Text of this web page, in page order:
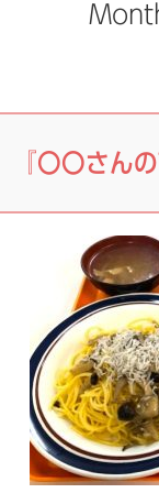
『〇〇さん